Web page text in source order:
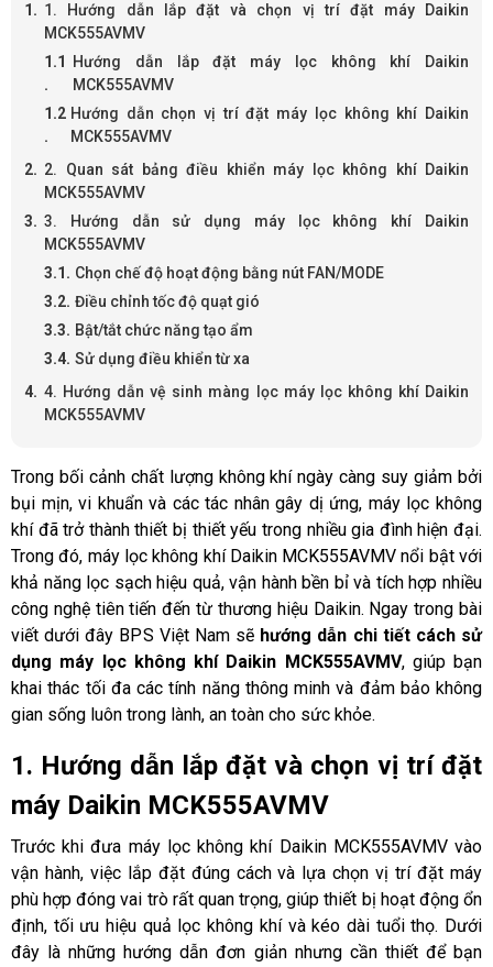
1. Hướng dẫn lắp đặt và chọn vị trí đặt máy Daikin
MCK555AVMV
Hướng dẫn lắp đặt máy lọc không khí Daikin
MCK555AVMV
Hướng dẫn chọn vị trí đặt máy lọc không khí Daikin
MCK555AVMV
2. Quan sát bảng điều khiển máy lọc không khí Daikin
MCK555AVMV
3. Hướng dẫn sử dụng máy lọc không khí Daikin
MCK555AVMV
Chọn chế độ hoạt động bằng nút FAN/MODE
Điều chỉnh tốc độ quạt gió
Bật/tắt chức năng tạo ẩm
Sử dụng điều khiển từ xa
4. Hướng dẫn vệ sinh màng lọc máy lọc không khí Daikin
MCK555AVMV
Trong bối cảnh chất lượng không khí ngày càng suy giảm bởi
bụi mịn, vi khuẩn và các tác nhân gây dị ứng, máy lọc không
khí đã trở thành thiết bị thiết yếu trong nhiều gia đình hiện đại.
Trong đó, máy lọc không khí Daikin MCK555AVMV nổi bật với
khả năng lọc sạch hiệu quả, vận hành bền bỉ và tích hợp nhiều
công nghệ tiên tiến đến từ thương hiệu Daikin. Ngay trong bài
viết dưới đây BPS Việt Nam sẽ hướng dẫn chi tiết cách sử
dụng máy lọc không khí Daikin MCK555AVMV, giúp bạn
khai thác tối đa các tính năng thông minh và đảm bảo không
gian sống luôn trong lành, an toàn cho sức khỏe.
1. Hướng dẫn lắp đặt và chọn vị trí đặt
máy Daikin MCK555AVMV
Trước khi đưa máy lọc không khí Daikin MCK555AVMV vào
vận hành, việc lắp đặt đúng cách và lựa chọn vị trí đặt máy
phù hợp đóng vai trò rất quan trọng, giúp thiết bị hoạt động ổn
định, tối ưu hiệu quả lọc không khí và kéo dài tuổi thọ. Dưới
đây là những hướng dẫn đơn giản nhưng cần thiết để bạn